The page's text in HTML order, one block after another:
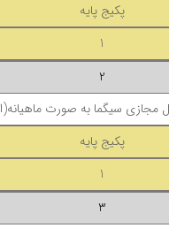
پکیج پایه
1
2
مجازی سیگما به صورت
پکیج پایه
1
3